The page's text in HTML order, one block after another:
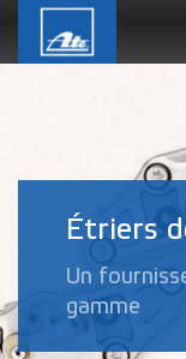
Étriers
Un
gamme